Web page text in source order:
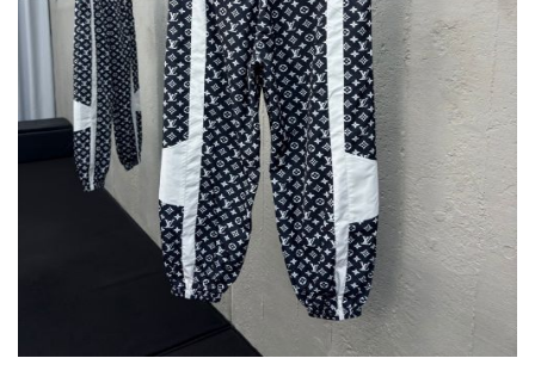
理
2026人気特集
バッグ
財布
時計
服
ズボン
衣装セット
靴
住まい用品
アクセサリー
ベルト
スカーフ
アイフォーンケ
ース
小物